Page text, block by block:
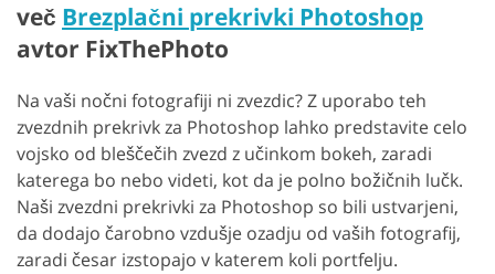
več Brezplačni prekrivki Photoshop
avtor FixThePhoto
Na vaši nočni fotografiji ni zvezdic? Z uporabo teh
zvezdnih prekrivk za Photoshop lahko predstavite celo
vojsko od bleščečih zvezd z učinkom bokeh, zaradi
katerega bo nebo videti, kot da je polno božičnih lučk.
Naši zvezdni prekrivki za Photoshop so bili ustvarjeni,
da dodajo čarobno vzdušje ozadju od vaših fotografij,
zaradi česar izstopajo v katerem koli portfelju.